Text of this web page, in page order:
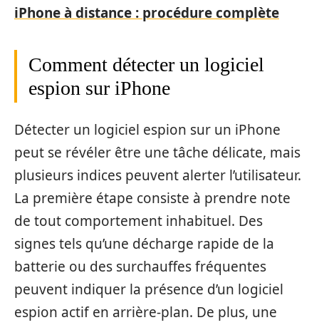
iPhone à distance : procédure complète
Comment détecter un logiciel
espion sur iPhone
Détecter un logiciel espion sur un iPhone
peut se révéler être une tâche délicate, mais
plusieurs indices peuvent alerter l’utilisateur.
La première étape consiste à prendre note
de tout comportement inhabituel. Des
signes tels qu’une décharge rapide de la
batterie ou des surchauffes fréquentes
peuvent indiquer la présence d’un logiciel
espion actif en arrière-plan. De plus, une